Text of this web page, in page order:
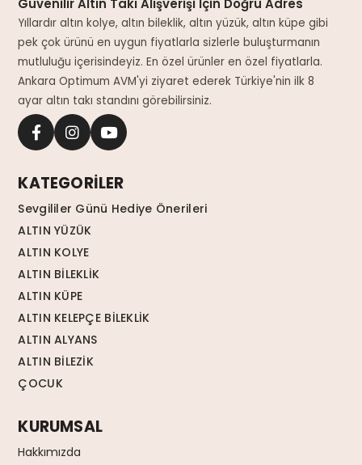
Güvenilir Altın Takı Alışverişi İçin Doğru Adres
Yıllardır altın kolye, altın bileklik, altın yüzük, altın küpe gibi
pek çok ürünü en uygun fiyatlarla sizlerle buluşturmanın
mutluluğu içerisindeyiz. En özel ürünler en özel fiyatlarla.
Ankara Optimum AVM'yi ziyaret ederek Türkiye'nin ilk 8
ayar altın takı standını görebilirsiniz.
KATEGORİLER
Sevgililer Günü Hediye Önerileri
ALTIN YÜZÜK
ALTIN KOLYE
ALTIN BİLEKLİK
ALTIN KÜPE
ALTIN KELEPÇE BİLEKLİK
ALTIN ALYANS
ALTIN BİLEZİK
ÇOCUK
KURUMSAL
Hakkımızda